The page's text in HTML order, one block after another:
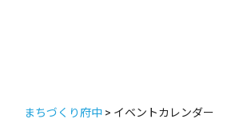
まちづくり府中 > イベントカレンダー